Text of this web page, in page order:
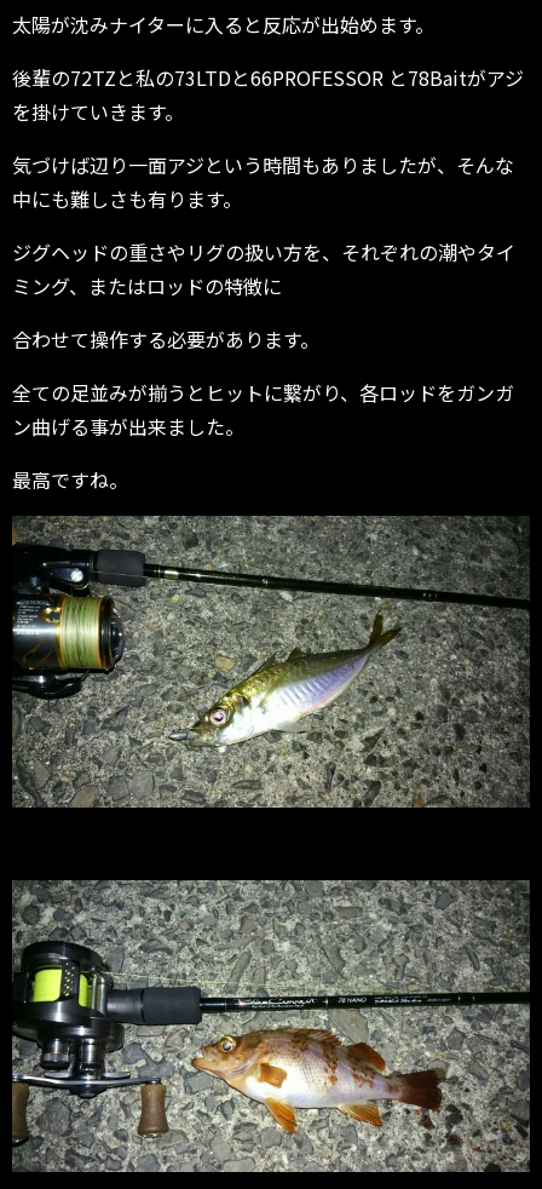
太陽が沈みナイターに入ると反応が出始めます。
後輩の72TZと私の73LTDと66PROFESSOR と78Baitがアジ
を掛けていきます。
気づけば辺り一面アジという時間もありましたが、そんな
中にも難しさも有ります。
ジグヘッドの重さやリグの扱い方を、それぞれの潮やタイ
ミング、またはロッドの特徴に
合わせて操作する必要があります。
全ての足並みが揃うとヒットに繋がり、各ロッドをガンガ
ン曲げる事が出来ました。
最高ですね。